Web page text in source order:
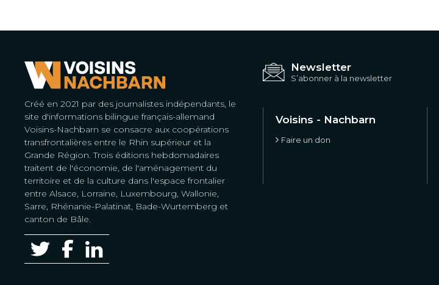
Créé en 2021 par des journalistes indépendants, le
site d'informations bilingue français-allemand
Voisins-Nachbarn se consacre aux coopérations
transfrontalières entre le Rhin supérieur et la
Grande Région. Trois éditions hebdomadaires
traitent de l'économie, de l'aménagement du
territoire et de la culture dans l'espace frontalier
entre Alsace, Lorraine, Luxembourg, Wallonie,
Sarre, Rhénanie-Palatinat, Bade-Wurtemberg et
canton de Bâle.
Newsletter
S’abonner à la newsletter
Voisins - Nachbarn
Faire un don